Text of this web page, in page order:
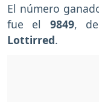
El número
fue el 9849,
Lottirred.